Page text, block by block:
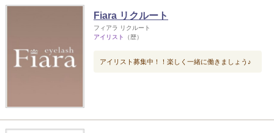
Fiara リクルート
フィアラ リクルート
アイリスト
（歴）
アイリスト募集中！！楽しく一緒に働きましょう♪